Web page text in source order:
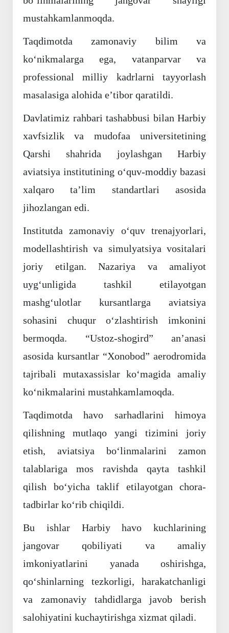
mustahkamlanmoqda.
Taqdimotda zamonaviy bilim va
ko‘nikmalarga ega, vatanparvar va
professional milliy kadrlarni tayyorlash
masalasiga alohida e’tibor qaratildi.
Davlatimiz rahbari tashabbusi bilan Harbiy
xavfsizlik va mudofaa universitetining
Qarshi shahrida joylashgan Harbiy
aviatsiya institutining o‘quv-moddiy bazasi
xalqaro ta’lim standartlari asosida
jihozlangan edi.
Institutda zamonaviy o‘quv trenajyorlari,
modellashtirish va simulyatsiya vositalari
joriy etilgan. Nazariya va amaliyot
uyg‘unligida tashkil etilayotgan
mashg‘ulotlar kursantlarga aviatsiya
sohasini chuqur o‘zlashtirish imkonini
bermoqda. “Ustoz-shogird” an’anasi
asosida kursantlar “Xonobod” aerodromida
tajribali mutaxassislar ko‘magida amaliy
ko‘nikmalarini mustahkamlamoqda.
Taqdimotda havo sarhadlarini himoya
qilishning mutlaqo yangi tizimini joriy
etish, aviatsiya bo‘linmalarini zamon
talablariga mos ravishda qayta tashkil
qilish bo‘yicha taklif etilayotgan chora-
tadbirlar ko‘rib chiqildi.
Bu ishlar Harbiy havo kuchlarining
jangovar qobiliyati va amaliy
imkoniyatlarini yanada oshirishga,
qo‘shinlarning tezkorligi, harakatchanligi
va zamonaviy tahdidlarga javob berish
salohiyatini kuchaytirishga xizmat qiladi.